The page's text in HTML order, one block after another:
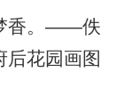
香。——佚
后花园画图